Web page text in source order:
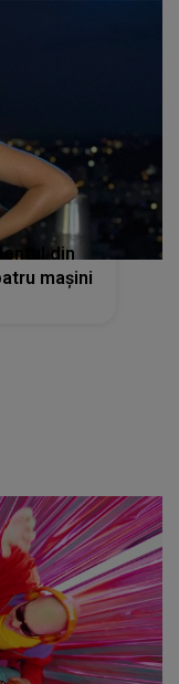
din
mașini